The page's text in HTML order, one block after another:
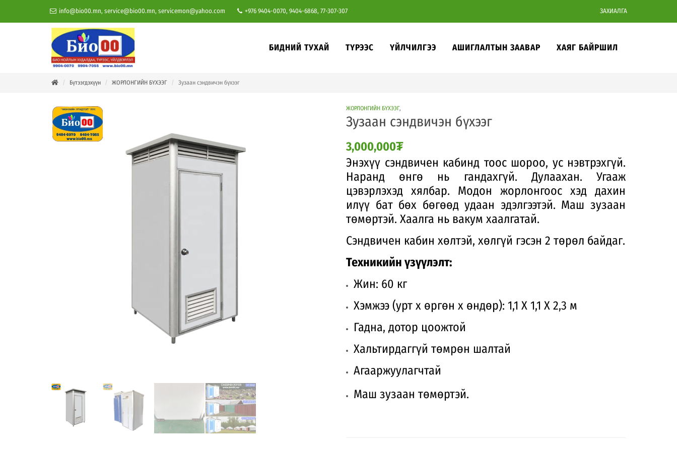
info@bio00.mn, service@bio00.mn, servicemon@yahoo.com +976 9404-0070, 9404-6868, 77-307-307 ЗАХИАЛГА
БИДНИЙ ТУХАЙ ТҮРЭЭС ҮЙЛЧИЛГЭЭ АШИГЛАЛТЫН ЗААВАР ХАЯГ БАЙРШИЛ
Бүтээгдэхүүн ЖОРЛОНГИЙН БҮХЭЭГ Зузаан сэндвичэн бүхээг
ЖОРЛОНГИЙН БҮХЭЭГ,
Зузаан сэндвичэн бүхээг
3,000,000₮
Энэхүү сэндвичен кабинд тоос шороо, ус нэвтрэхгүй.
Наранд өнгө нь гандахгүй. Дулаахан. Угааж
цэвэрлэхэд хялбар. Модон жорлонгоос хэд дахин
илүү бат бөх бөгөөд удаан эдэлгээтэй. Маш зузаан
төмөртэй. Хаалга нь вакум хаалгатай.
Сэндвичен кабин хөлтэй, хөлгүй гэсэн 2 төрөл байдаг.
Техникийн үзүүлэлт:
Жин: 60 кг
Хэмжээ (урт х өргөн х өндөр): 1,1 Х 1,1 Х 2,3 м
Гадна, дотор цоожтой
Хальтирдаггүй төмрөн шалтай
Агааржуулагчтай
Маш зузаан төмөртэй.